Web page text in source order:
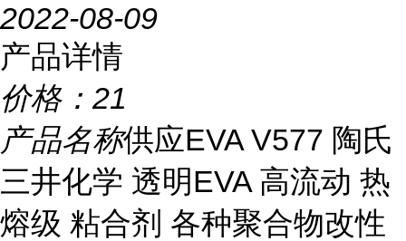
2022-08-09
产品详情
价格： 21
产品名称供应EVA V577 陶氏
三井化学 透明EVA 高流动 热
熔级 粘合剂 各种聚合物改性